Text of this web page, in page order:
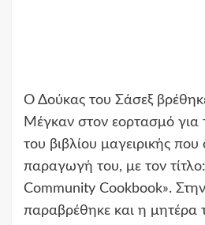
Ο Δούκας του Σάσεξ
Μέγκαν στον εορτασμό για
του βιβλίου μαγειρικής
παραγωγή του, με τον
Community Cookbook».
παραβρέθηκε και η